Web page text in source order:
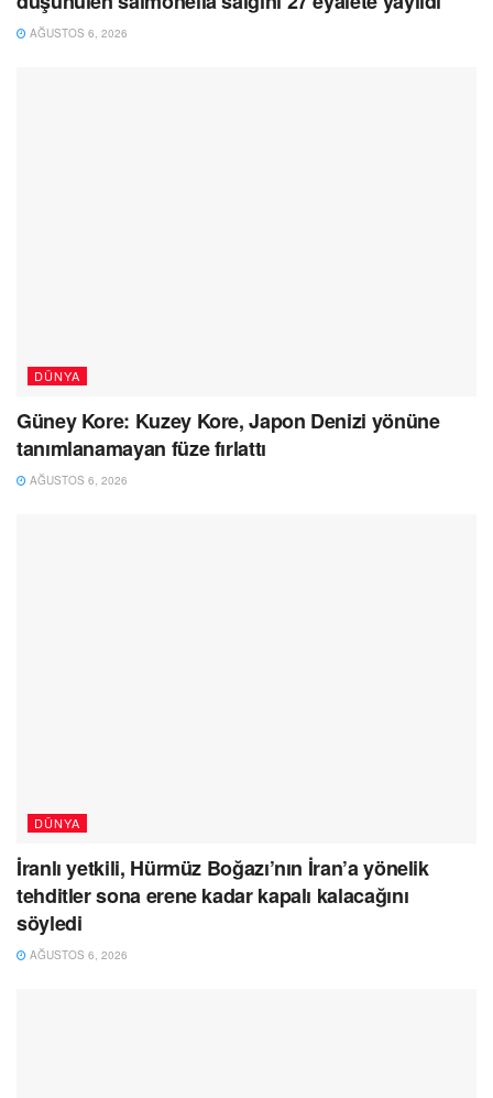
AĞUSTOS 6, 2026
DÜNYA
Güney Kore: Kuzey Kore, Japon Denizi yönüne
tanımlanamayan füze fırlattı
AĞUSTOS 6, 2026
DÜNYA
İranlı yetkili, Hürmüz Boğazı’nın İran’a yönelik
tehditler sona erene kadar kapalı kalacağını
söyledi
AĞUSTOS 6, 2026